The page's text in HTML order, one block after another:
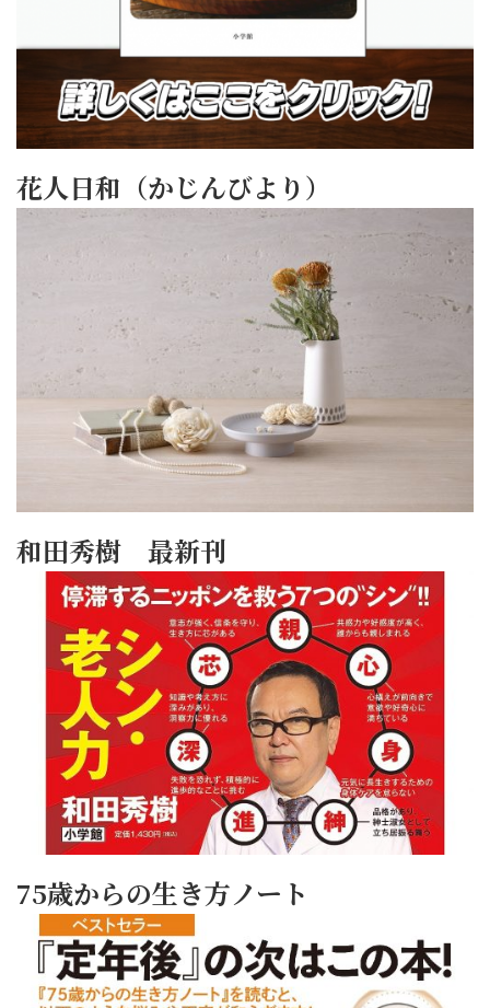
花人日和（かじんびより）
和田秀樹 最新刊
75歳からの生き方ノート